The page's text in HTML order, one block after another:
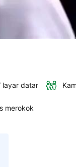
layar datar
merokok